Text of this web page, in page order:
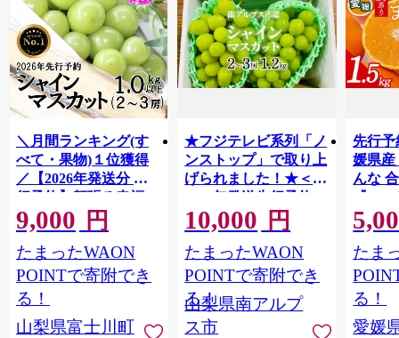
＼月間ランキング(す
べて・果物)１位獲得
／【2026年発送分 先
行予約】頬張る幸福
感 〜緑の宝石・ シ
ャインマスカット 〜
１ｋｇ以上（２〜３
房） フルーツ 山梨県
産 果物 くだもの シャ
イン マスカット ぶど
う ブドウ 葡萄 大粒 種
9,000 円
たまったWAON
POINTで寄附でき
る！
山梨県富士川町
★フジテレビ系列「ノ
ンストップ」で取り上
げられました！★＜
2026年発送先行予約＞
南アルプス市産シャイ
ンマスカット1.2kg以
上（2～3房） クール
便発送 ALPAG007
10,000 円
たまったWAON
POINTで寄附でき
る！
山梨県南アルプ
ス市
先行予
媛県産
んな
『
出荷
ご自宅
マド
あり
ツ 高
産地直
レンジ
たま
る！
愛媛